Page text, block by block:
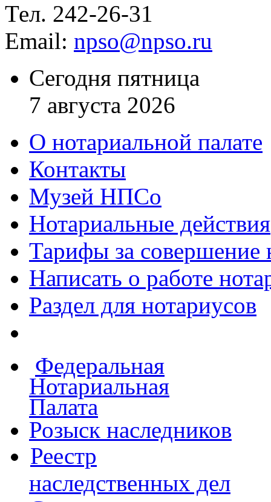
Тел. 242-26-31
Email: npso@npso.ru
Сегодня пятница
7 августа 2026
О нотариальной палате
Контакты
Музей НПСо
Нотариальные действия
Тарифы за совершение
Написать о работе
Раздел для нотариусов
Федеральная
Нотариальная
Палата
Розыск наследников
Реестр
наследственных дел